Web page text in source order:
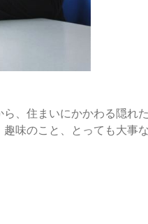
、住まいにかかわる隠れ
味のこと、とっても大事